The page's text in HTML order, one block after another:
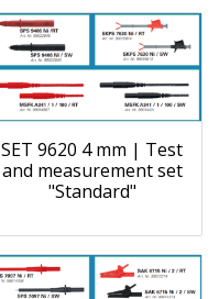
SET 9620 4 mm | Test
and measurement set
"Standard"